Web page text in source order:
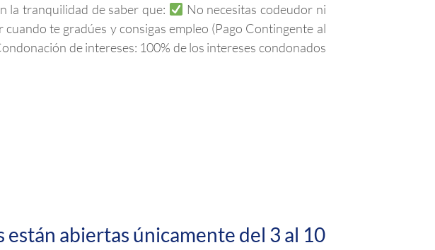
la tranquilidad de saber que:
No necesitas codeudor ni
te gradúes y consigas empleo (Pago Contingente al
de intereses: 100% de los intereses condonados
abiertas únicamente del 3 al 10